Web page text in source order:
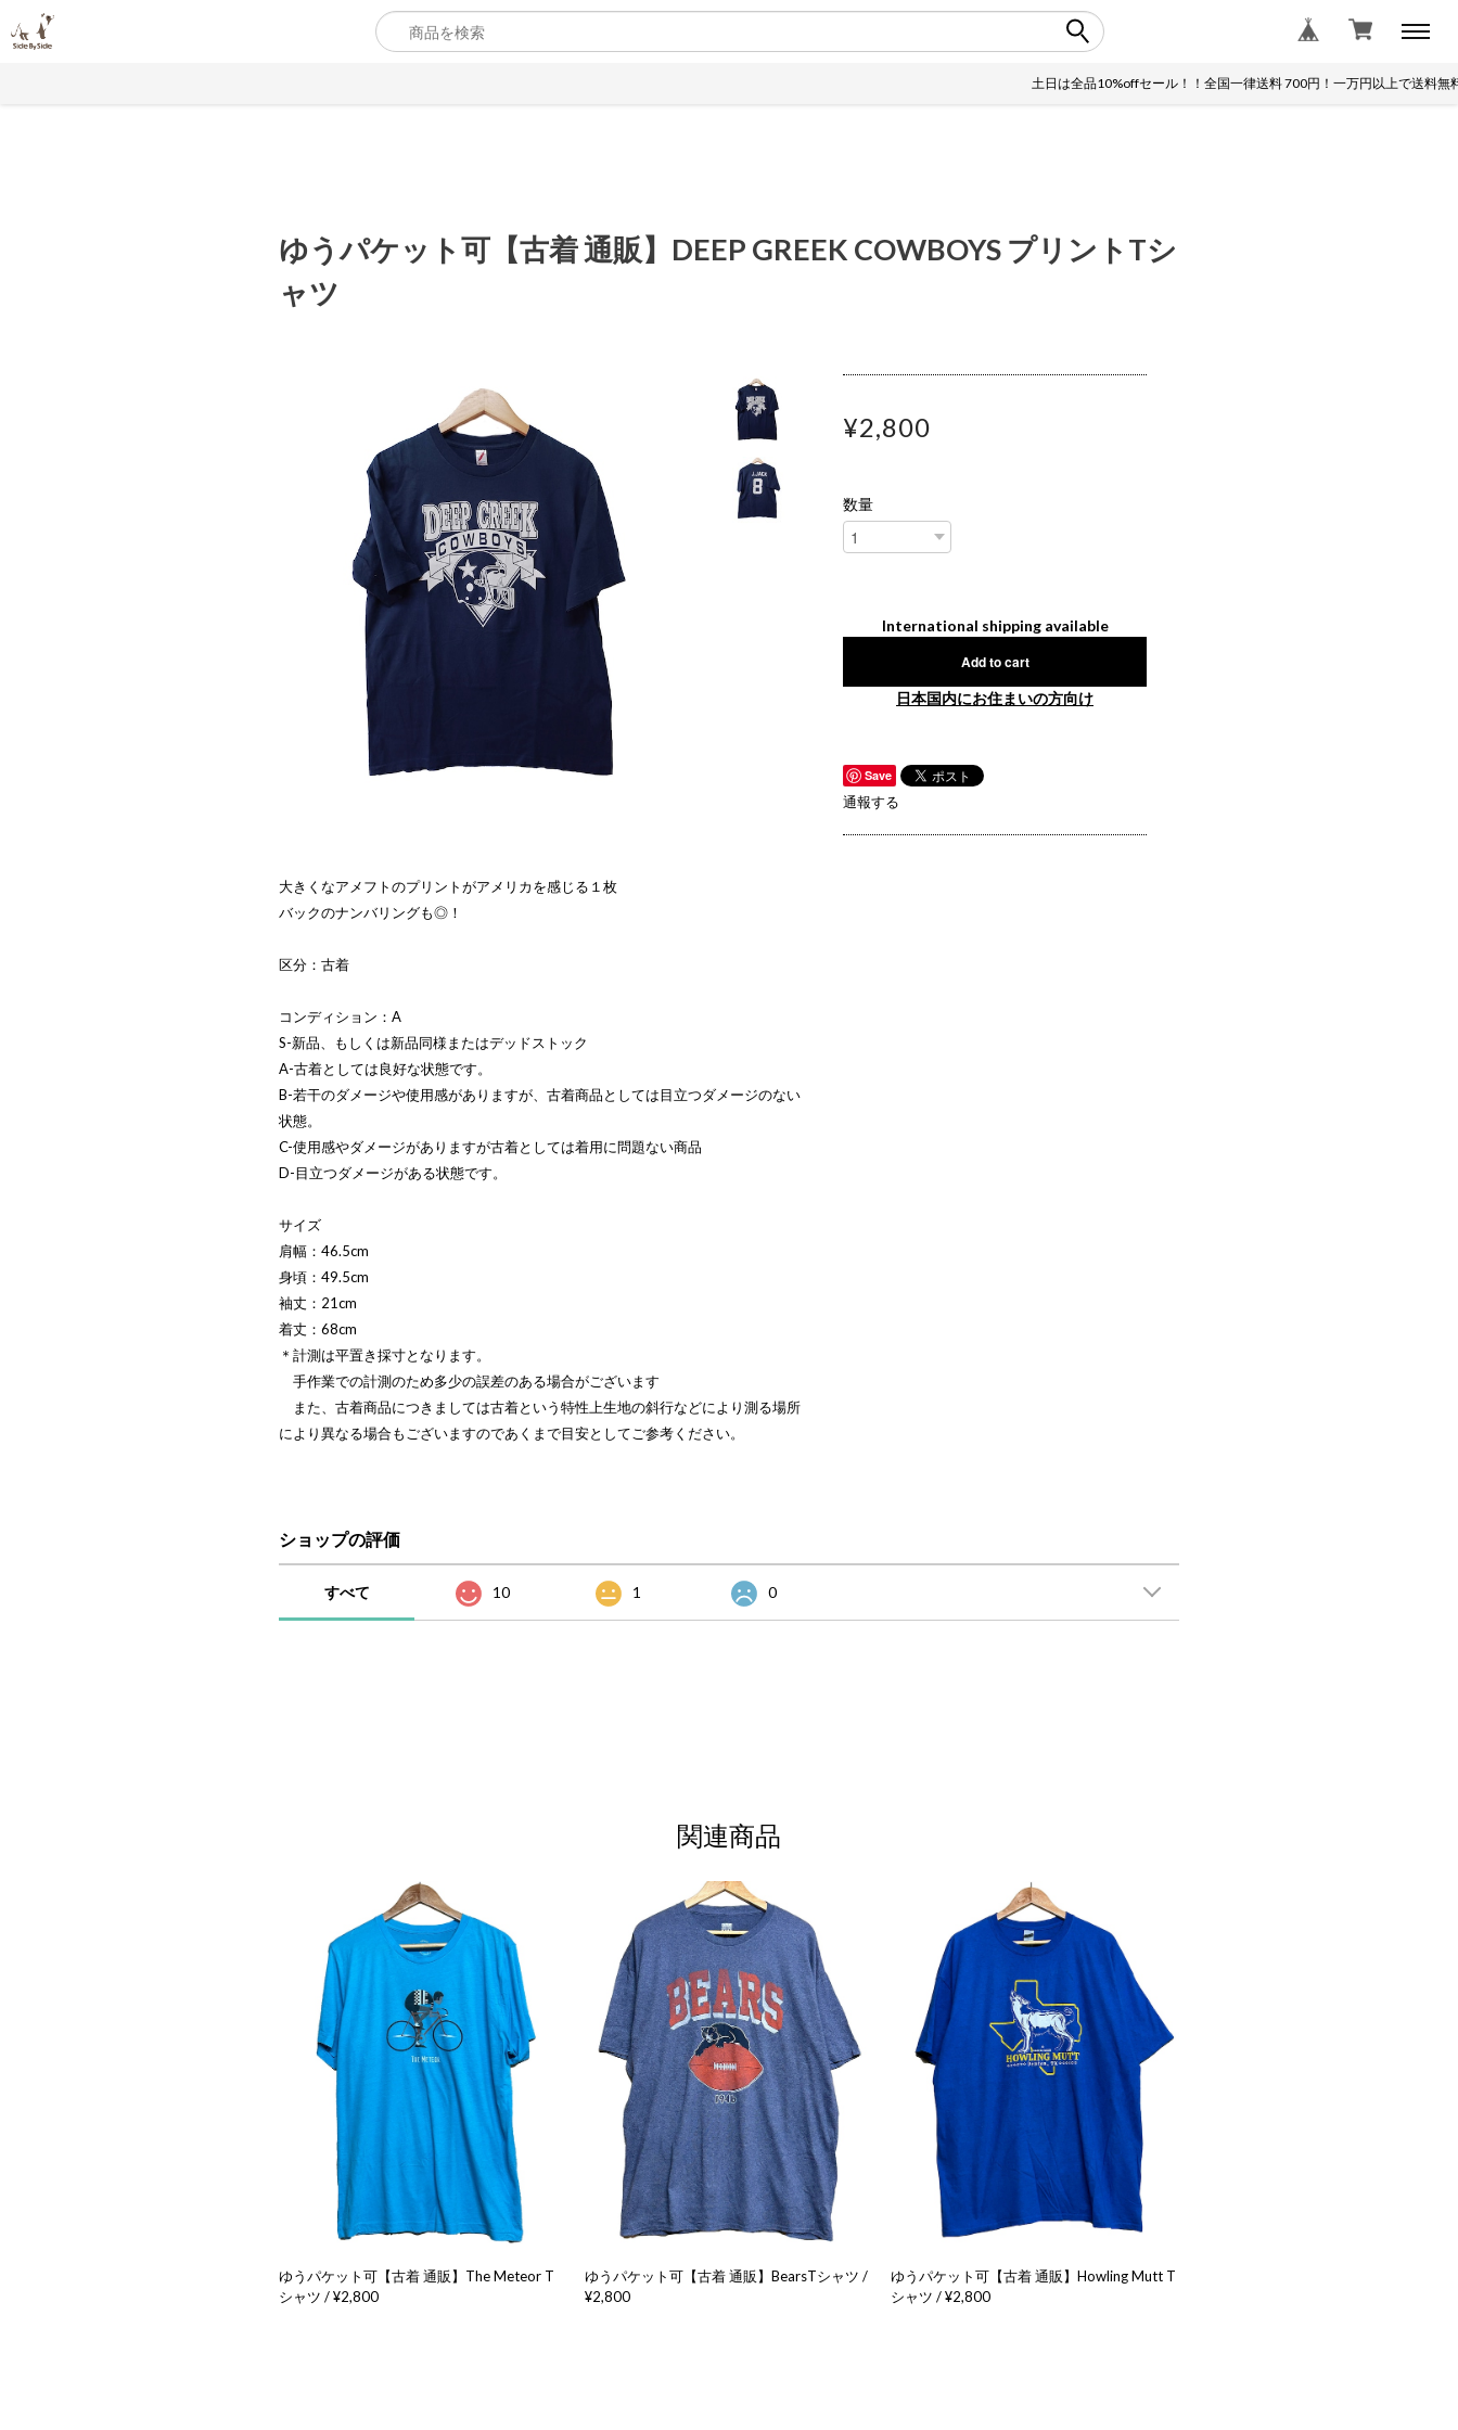
土日は全品10%offセール！！全国一律送料 700円！一万円以上で送料無料！
ゆうパケット可【古着 通販】DEEP GREEK COWBOYS プリントTシ
ャツ
大きくなアメフトのプリントがアメリカを感じる１枚
バックのナンバリングも◎！
区分：古着
コンディション：A
S-新品、もしくは新品同様またはデッドストック
A-古着としては良好な状態です。
B-若干のダメージや使用感がありますが、古着商品としては目立つダメージのない
状態。
C-使用感やダメージがありますが古着としては着用に問題ない商品
D-目立つダメージがある状態です。
サイズ
肩幅：46.5cm
身頃：49.5cm
袖丈：21cm
着丈：68cm
＊計測は平置き採寸となります。
手作業での計測のため多少の誤差のある場合がございます
また、古着商品につきましては古着という特性上生地の斜行などにより測る場所
により異なる場合もございますのであくまで目安としてご参考ください。
¥2,800
数量
International shipping available
Add to cart
日本国内にお住まいの方向け
Save
通報する
ショップの評価
すべて 10 1 0
関連商品
ゆうパケット可【古着 通販】The Meteor T
シャツ / ¥2,800
ゆうパケット可【古着 通販】BearsTシャツ /
¥2,800
ゆうパケット可【古着 通販】Howling Mutt T
シャツ / ¥2,800